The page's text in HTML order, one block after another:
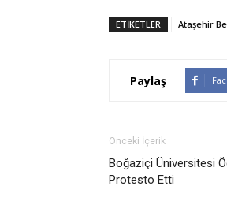
ETIKETLER Ataşehir
Paylaş
Önceki İçerik
Boğaziçi Üniversitesi
Protesto Etti